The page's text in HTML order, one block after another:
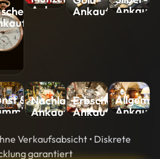
Ankauf Ankauf Ankauf
& Nachlass-
Ankauf
Erbschaft-
Ankauf Ankauf
Verkaufsabsicht • Diskrete
garantiert